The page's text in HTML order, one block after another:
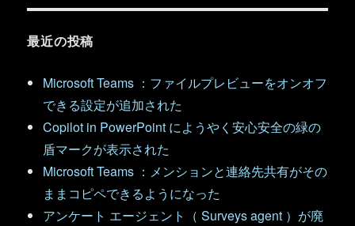
最近の投稿
Microsoft Teams ：ファイルプレビューをオンオフ
できる設定が追加された
Copilot in PowerPoint にようやく安心安全の緑の
盾マークが表示された
Microsoft Teams ：メンションと連絡先共有がその
ままコピペできるようになった
アンケート エージェント（ Surveys agent ）が廃